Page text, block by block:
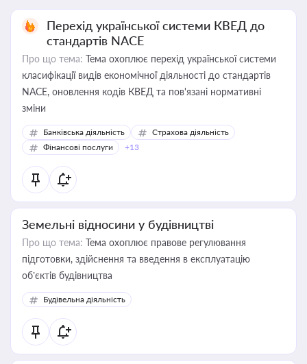
Перехід української системи КВЕД до
стандартів NACE
Про що тема: Тема охоплює перехід української системи
класифікації видів економічної діяльності до стандартів
NACE, оновлення кодів КВЕД та пов'язані нормативні
зміни
Банківська діяльність
Страхова діяльність
Фінансові послуги
+13
Земельні відносини у будівництві
Про що тема: Тема охоплює правове регулювання
підготовки, здійснення та введення в експлуатацію
об’єктів будівництва
Будівельна діяльність